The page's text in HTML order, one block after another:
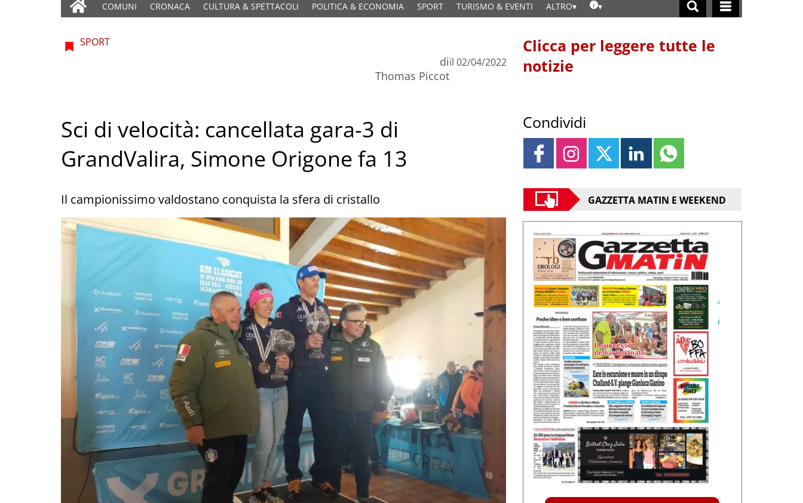
COMUNI CRONACA CULTURA & SPETTACOLI POLITICA & ECONOMIA SPORT TURISMO & EVENTI ALTRO
SPORT
di
Thomas Piccot
il 02/04/2022
Sci di velocità: cancellata gara-3 di
GrandValira, Simone Origone fa 13
Il campionissimo valdostano conquista la sfera di cristallo
Clicca per leggere tutte le
notizie
Condividi
GAZZETTA MATIN E WEEKEND